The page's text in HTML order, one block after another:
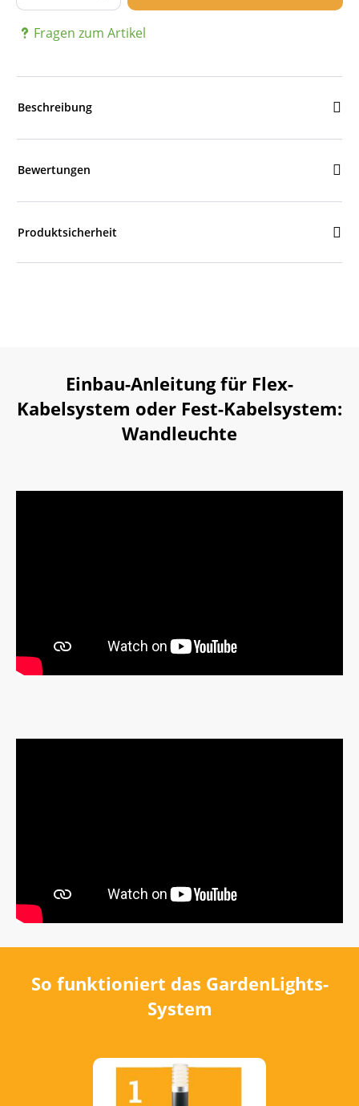
Fragen zum Artikel
Beschreibung
Bewertungen
Produktsicherheit
Einbau-Anleitung für Flex-
Kabelsystem oder Fest-Kabelsystem:
Wandleuchte
So funktioniert das GardenLights-
System